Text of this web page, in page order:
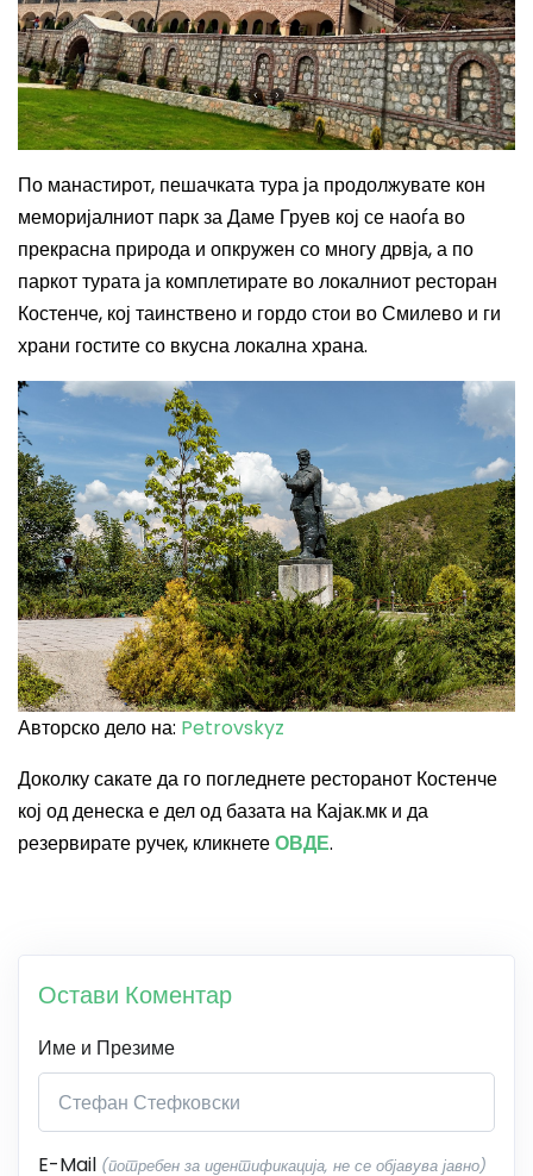
По манастирот, пешачката тура ја продолжувате кон
меморијалниот парк за Даме Груев кој се наоѓа во
прекрасна природа и опкружен со многу дрвја, а по
паркот турата ја комплетирате во локалниот ресторан
Костенче, кој таинствено и гордо стои во Смилево и ги
храни гостите со вкусна локална храна.
Авторско дело на: Petrovskyz
Доколку сакате да го погледнете ресторанот Костенче
кој од денеска е дел од базата на Кајак.мк и да
резервирате ручек, кликнетеОВДЕ.
Остави Коментар
Име и Презиме
E-Mail (потребен за идентификација, не се објавува јавно)